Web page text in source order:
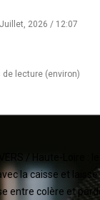
2026 / 12:07
lecture (environ)